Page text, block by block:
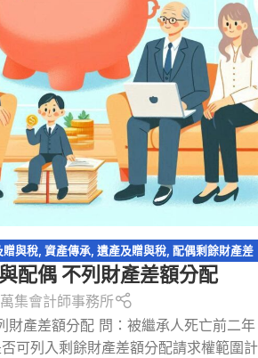
贈與稅, 資產傳承, 遺產及贈與稅, 配偶剩餘財產差
額分配請求權
配偶 不列財產差額分配
萬集會計師事務所
財產差額分配 問：被繼承人死亡前二年
可列入剩餘財產差額分配請求權範圍計